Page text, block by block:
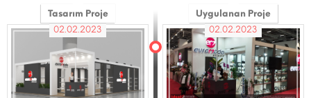
Tasarım Proje
02.02.2023
Uygulanan Proje
02.02.2023